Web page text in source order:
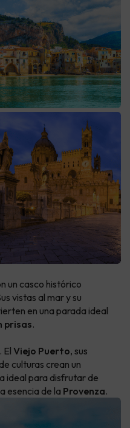
un casco histórico
vistas al mar y su
en una parada ideal
prisas.
El Viejo Puerto, sus
culturas crean un
ideal para disfrutar de
esencia de la Provenza.